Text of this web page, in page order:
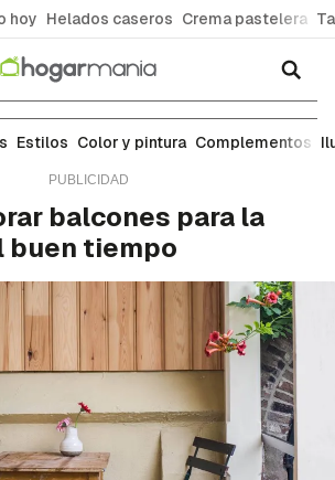
hoy Helados caseros Crema pastelera
cada estancia de tu casa:
Estilos Color y pintura Complementos
balcones para la
buen tiempo